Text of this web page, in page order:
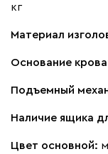
Букле
кг
Материал
Основание
Подъемный
Наличие ящика
Цвет основной: